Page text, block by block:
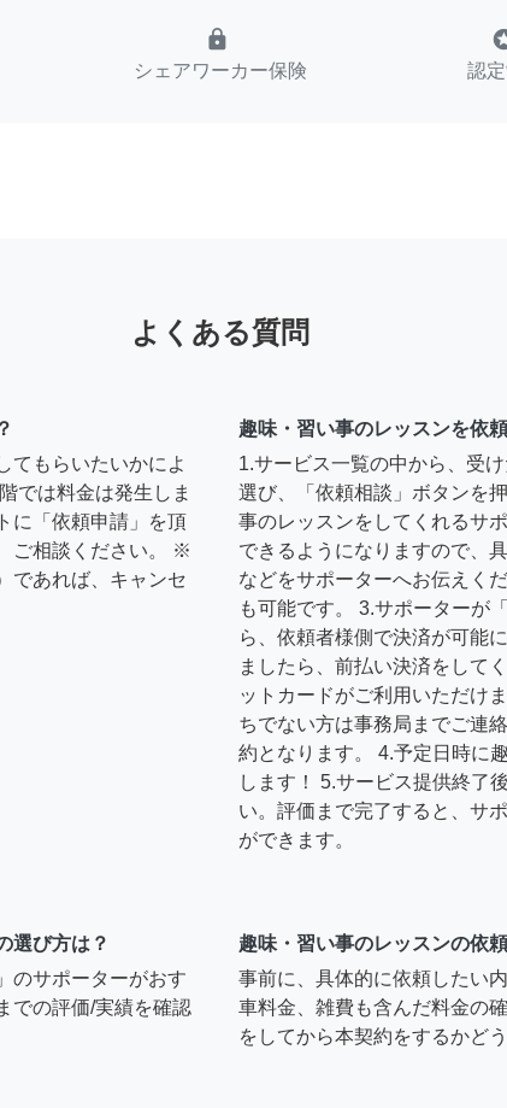
lock
シェアワーカー保険 認
よくある質問
てもらいたいかによ
では料金は発生しま
に「依頼申請」を頂
ご相談ください。 ※
であれば、キャンセ
趣味・習い事のレッスンを依
1.サービス一覧の中から、受
選び、「依頼相談」ボタンを
事のレッスンをしてくれるサ
できるようになりますので、
などをサポーターへお伝えく
も可能です。 3.サポーターが
ら、依頼者様側で決済が可能
ましたら、前払い決済をして
ットカードがご利用いただけ
ちでない方は事務局までご連
約となります。 4.予定日時に
します！ 5.サービス提供終了
い。評価まで完了すると、サ
ができます。
選び方は？
のサポーターがおす
での評価/実績を確認
趣味・習い事のレッスンの依
事前に、具体的に依頼したい
車料金、雑費も含んだ料金の
をしてから本契約をするかど